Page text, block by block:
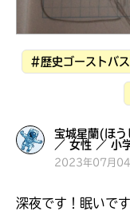
#歴史ゴーストバ
宝城星蘭(ほ
／ 女性 ／ 小
2023年07月04
深夜です！眠いです